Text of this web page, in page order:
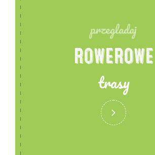
przegladaj
ROWEROWE
trasy